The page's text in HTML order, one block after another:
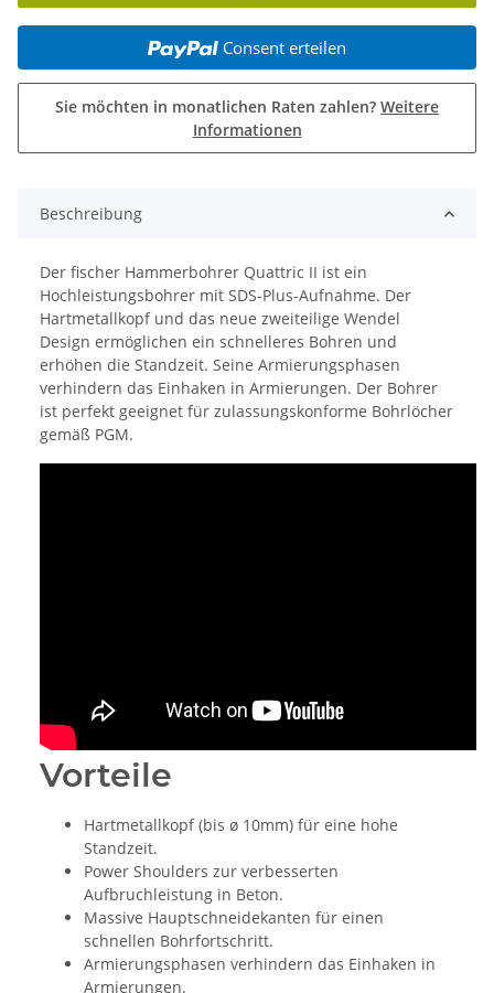
Consent erteilen
Sie möchten in monatlichen Raten zahlen? Weitere
Informationen
Beschreibung
Der fischer Hammerbohrer Quattric II ist ein
Hochleistungsbohrer mit SDS-Plus-Aufnahme. Der
Hartmetallkopf und das neue zweiteilige Wendel
Design ermöglichen ein schnelleres Bohren und
erhöhen die Standzeit. Seine Armierungsphasen
verhindern das Einhaken in Armierungen. Der Bohrer
ist perfekt geeignet für zulassungskonforme Bohrlöcher
gemäß PGM.
Vorteile
Hartmetallkopf (bis ø 10mm) für eine hohe
Standzeit.
Power Shoulders zur verbesserten
Aufbruchleistung in Beton.
Massive Hauptschneidekanten für einen
schnellen Bohrfortschritt.
Armierungsphasen verhindern das Einhaken in
Armierungen.